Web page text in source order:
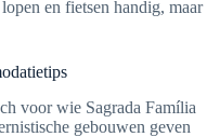
en fietsen handig, maar
voor wie Sagrada Família
gebouwen geven